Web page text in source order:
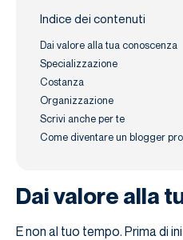
Indice dei contenuti
Dai valore alla tua conoscenza
Specializzazione
Costanza
Organizzazione
Scrivi anche per te
Come diventare un blogger
Dai valore alla
E non al tuo tempo. Prima di